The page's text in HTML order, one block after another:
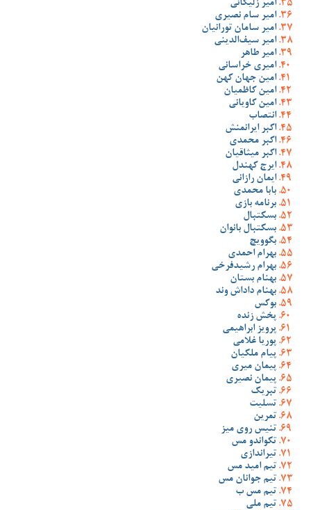
امیر زلیکانی
امیر سام نصیری
امیر سامان تورانیان
امیر سیف‌الدینی
امیر طاهر
امیری خراسانی
امین جهان کهن
امین کاظمیان
امین کاویانی
انتصاب
اکبر ایرانمنش
اکبر محمدی
اکبر میثاقیان
ایرج کهندل
ایمان رازانی
بابا محمدی
برنامه بازی
بسکتبال
بسکتبال بانوان
بگوویچ
بهرام احمدی
بهرام رشیدفرخی
بهنام بستان
بهنام داداش وند
بوکس
پخش زنده
پرویز ابراهیمی
پوریا غلامی
پیام ملکیان
پیمان میری
پیمان نصیری
تبریک
تسلیت
تمرین
تنیس روی میز
تکواندو مس
تیراندازی
تیم امید مس
تیم جوانان مس
تیم مس ب
تیم ملی